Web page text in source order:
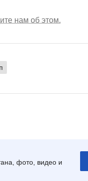
нам об этом.
фото, видео и